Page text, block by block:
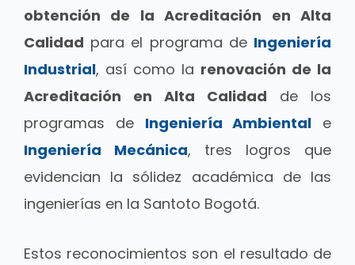
obtención de la Acreditación en Alta
Calidad para el programa de Ingeniería
Industrial, así como la renovación de la
Acreditación en Alta Calidad de los
programas de Ingeniería Ambiental e
Ingeniería Mecánica, tres logros que
evidencian la sólidez académica de las
ingenierías en la Santoto Bogotá.
Estos reconocimientos son el resultado de